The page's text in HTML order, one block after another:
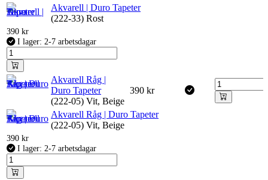
Akvarell | Duro Tapeter
(222-33) Rost
390 kr
I lager: 2-7 arbetsdagar
Akvarell Råg |
Duro Tapeter
(222-05) Vit, Beige
390 kr
Akvarell Råg | Duro Tapeter
(222-05) Vit, Beige
390 kr
I lager: 2-7 arbetsdagar